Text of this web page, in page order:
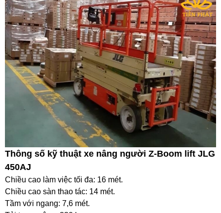
Thông số kỹ thuật xe nâng người Z-Boom lift JLG
450AJ
Chiều cao làm việc tối đa: 16 mét.
Chiều cao sàn thao tác: 14 mét.
Tầm với ngang: 7,6 mét.